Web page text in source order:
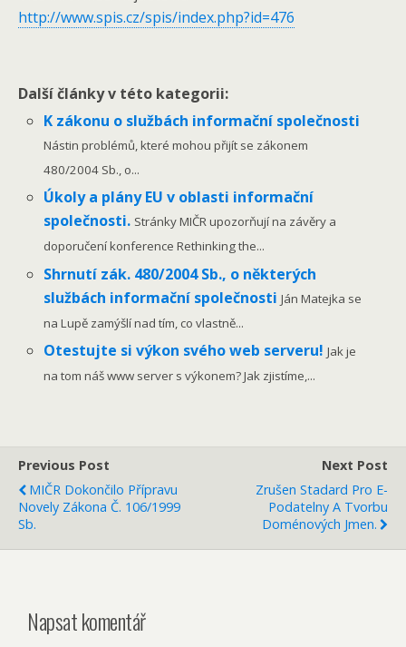
http://www.spis.cz/spis/index.php?id=476
Další články v této kategorii:
K zákonu o službách informační společnosti
Nástin problémů, které mohou přijít se zákonem
480/2004 Sb., o...
Úkoly a plány EU v oblasti informační
společnosti. Stránky MIČR upozorňují na závěry a
doporučení konference Rethinking the...
Shrnutí zák. 480/2004 Sb., o některých
službách informační společnostiJán Matejka se
na Lupě zamýšlí nad tím, co vlastně...
Otestujte si výkon svého web serveru!Jak je
na tom náš www server s výkonem? Jak zjistíme,...
Previous Post
MIČR Dokončilo Přípravu
Novely Zákona Č. 106/1999
Sb.
Next Post
Zrušen Stadard Pro E-
Podatelny A Tvorbu
Doménových Jmen.
Napsat komentář